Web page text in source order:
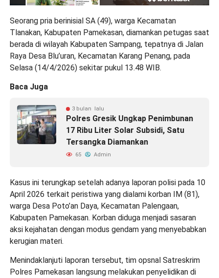
Seorang pria berinisial SA (49), warga Kecamatan
Tlanakan, Kabupaten Pamekasan, diamankan petugas saat
berada di wilayah Kabupaten Sampang, tepatnya di Jalan
Raya Desa Blu’uran, Kecamatan Karang Penang, pada
Selasa (14/4/2026) sekitar pukul 13.48 WIB.
Baca Juga
3 bulan lalu
Polres Gresik Ungkap Penimbunan
17 Ribu Liter Solar Subsidi, Satu
Tersangka Diamankan
65 Admin
Kasus ini terungkap setelah adanya laporan polisi pada 10
April 2026 terkait peristiwa yang dialami korban IM (81),
warga Desa Poto’an Daya, Kecamatan Palengaan,
Kabupaten Pamekasan. Korban diduga menjadi sasaran
aksi kejahatan dengan modus gendam yang menyebabkan
kerugian materi.
Menindaklanjuti laporan tersebut, tim opsnal Satreskrim
Polres Pamekasan langsung melakukan penyelidikan di